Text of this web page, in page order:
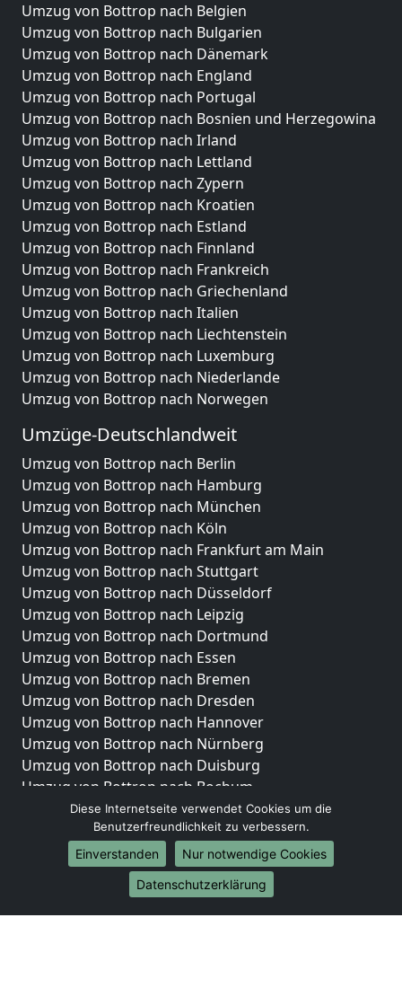
Umzug von Bottrop nach Belgien
Umzug von Bottrop nach Bulgarien
Umzug von Bottrop nach Dänemark
Umzug von Bottrop nach England
Umzug von Bottrop nach Portugal
Umzug von Bottrop nach Bosnien und Herzegowina
Umzug von Bottrop nach Irland
Umzug von Bottrop nach Lettland
Umzug von Bottrop nach Zypern
Umzug von Bottrop nach Kroatien
Umzug von Bottrop nach Estland
Umzug von Bottrop nach Finnland
Umzug von Bottrop nach Frankreich
Umzug von Bottrop nach Griechenland
Umzug von Bottrop nach Italien
Umzug von Bottrop nach Liechtenstein
Umzug von Bottrop nach Luxemburg
Umzug von Bottrop nach Niederlande
Umzug von Bottrop nach Norwegen
Umzüge-Deutschlandweit
Umzug von Bottrop nach Berlin
Umzug von Bottrop nach Hamburg
Umzug von Bottrop nach München
Umzug von Bottrop nach Köln
Umzug von Bottrop nach Frankfurt am Main
Umzug von Bottrop nach Stuttgart
Umzug von Bottrop nach Düsseldorf
Umzug von Bottrop nach Leipzig
Umzug von Bottrop nach Dortmund
Umzug von Bottrop nach Essen
Umzug von Bottrop nach Bremen
Umzug von Bottrop nach Dresden
Umzug von Bottrop nach Hannover
Umzug von Bottrop nach Nürnberg
Umzug von Bottrop nach Duisburg
Umzug von Bottrop nach Bochum
Umzug von Bottrop nach Wuppertal
Umzug von Bottrop nach Bielefeld
Umzug von Bottrop nach Bonn
Umzug von Bottrop nach Münster
Diese Internetseite verwendet Cookies um die
Benutzerfreundlichkeit zu verbessern.
Einverstanden
Nur notwendige Cookies
Datenschutzerklärung